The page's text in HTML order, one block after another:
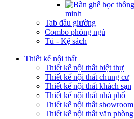
minh
Tab đầu giường
Combo phòng ngủ
Tủ - Kệ sách
Thiết kế nội thất
Thiết kế nội thất biệt thự
Thiết kế nội thất chung cư
Thiết kế nội thất khách sạn
Thiết kế nội thất nhà phố
Thiết kế nội thất showroom
Thiết kế nội thất văn phòng